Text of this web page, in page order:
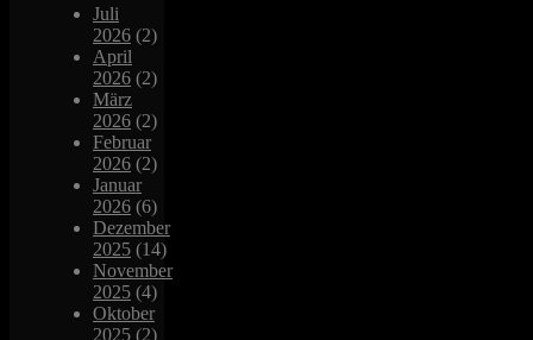
Juli
2026 (2)
April
2026 (2)
März
2026 (2)
Februar
2026 (2)
Januar
2026 (6)
Dezember
2025 (14)
November
2025 (4)
Oktober
2025 (2)